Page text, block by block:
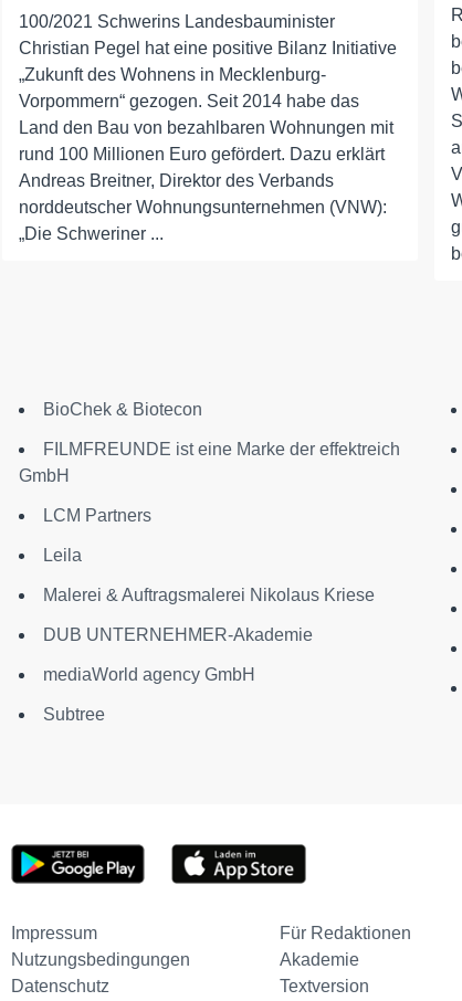
100/2021 Schwerins Landesbauminister
Christian Pegel hat eine positive Bilanz Initiative
„Zukunft des Wohnens in Mecklenburg-
Vorpommern“ gezogen. Seit 2014 habe das
Land den Bau von bezahlbaren Wohnungen mit
rund 100 Millionen Euro gefördert. Dazu erklärt
Andreas Breitner, Direktor des Verbands
norddeutscher Wohnungsunternehmen (VNW):
„Die Schweriner ...
BioChek & Biotecon
FILMFREUNDE ist eine Marke der effektreich
GmbH
LCM Partners
Leila
Malerei & Auftragsmalerei Nikolaus Kriese
DUB UNTERNEHMER-Akademie
mediaWorld agency GmbH
Subtree
Impressum Für Redaktionen
Nutzungsbedingungen
Akademie
Datenschutz
Textversion